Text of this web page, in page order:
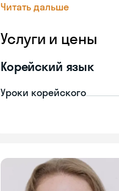
Читать дальше
Услуги и цены
Корейский язык
Уроки корейского